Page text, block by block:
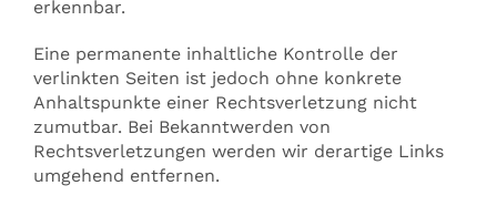
erkennbar.
Eine permanente inhaltliche Kontrolle der
verlinkten Seiten ist jedoch ohne konkrete
Anhaltspunkte einer Rechtsverletzung nicht
zumutbar. Bei Bekanntwerden von
Rechtsverletzungen werden wir derartige Links
umgehend entfernen.